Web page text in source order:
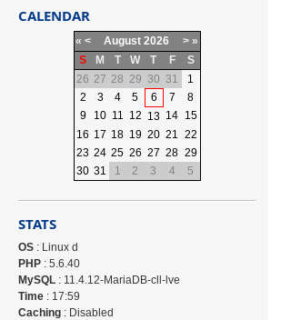
CALENDAR
« < August 2026 > »
S
M T W T F
S
26 27 28 29 30 31
1
2
3 4 5 6 7
8
9
10 11 12 13 14 15
16 17 18 19 20 21 22
23 24 25 26 27 28 29
30 31 1 2 3 4 5
STATS
OS : Linux d
PHP : 5.6.40
MySQL : 11.4.12-MariaDB-cll-lve
Time : 17:59
Caching : Disabled